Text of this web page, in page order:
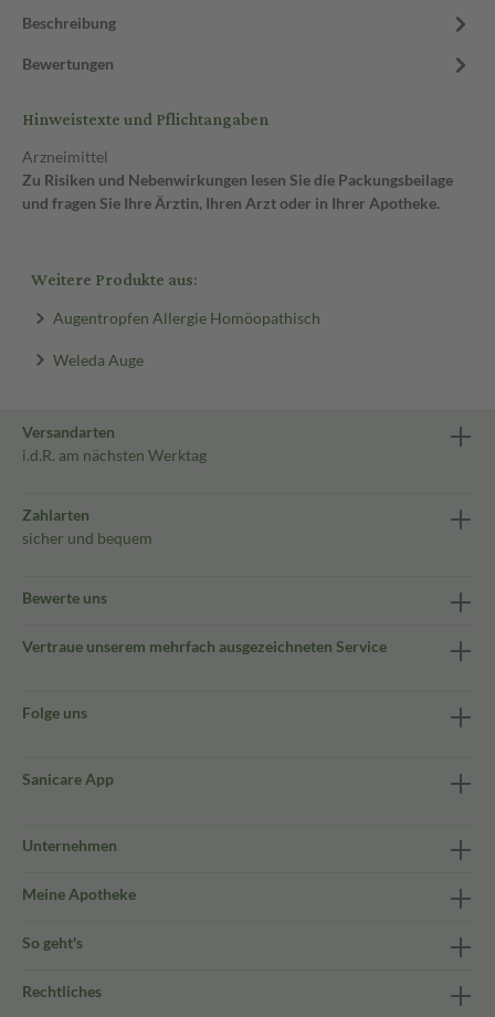
Beschreibung
Bewertungen
Hinweistexte und Pflichtangaben
Arzneimittel
Zu Risiken und Nebenwirkungen lesen Sie die Packungsbeilage
und fragen Sie Ihre Ärztin, Ihren Arzt oder in Ihrer Apotheke.
Weitere Produkte aus:
Augentropfen Allergie Homöopathisch
Weleda Auge
Versandarten
i.d.R. am nächsten Werktag
Zahlarten
sicher und bequem
Bewerte uns
Vertraue unserem mehrfach ausgezeichneten Service
Folge uns
Sanicare App
Unternehmen
Meine Apotheke
So geht's
Rechtliches